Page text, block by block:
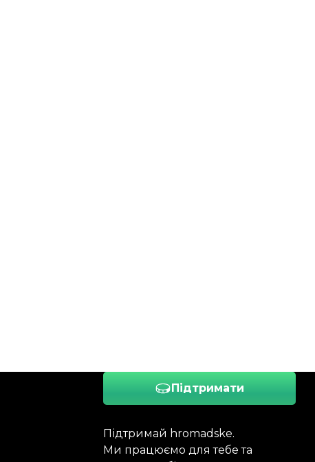
Підтримати
Підтримай hromadske.
Ми працюємо для тебе та